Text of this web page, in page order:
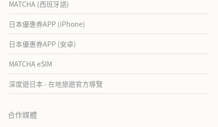
MATCHA (西班牙語)
日本優惠券APP (iPhone)
日本優惠券APP (安卓)
MATCHA eSIM
深度遊日本 - 在地旅遊官方導覽
合作媒體